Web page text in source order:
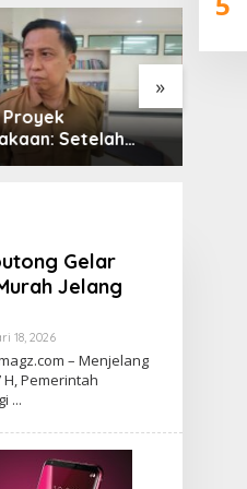
»
Etik Selpina
Ambil
Pimpinan
Gelar
Jelang
18, 2026Oleh
Insidemagz
– Menjelang
Pemerintah